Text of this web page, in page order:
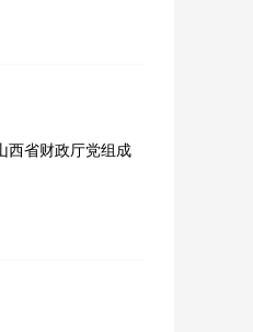
西省财政厅党组成